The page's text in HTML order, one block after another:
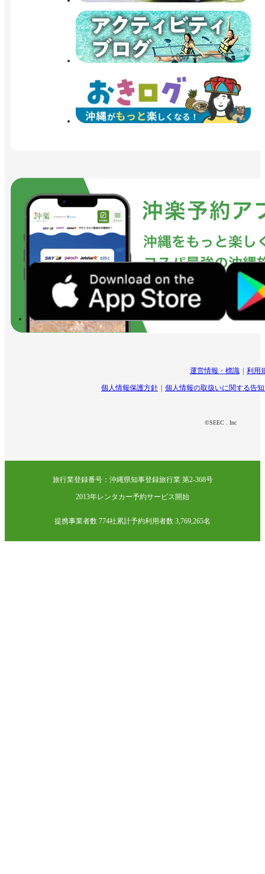
運営情報・標識 利用
個人情報保護方針 個人情報の取扱いに関する告
©SEEC . Inc
旅行業登録番号：沖縄県知事登録旅行業 第2-368号
2013年レンタカー予約サービス開始
提携事業者数 774社累計予約利用者数 3,769,265名